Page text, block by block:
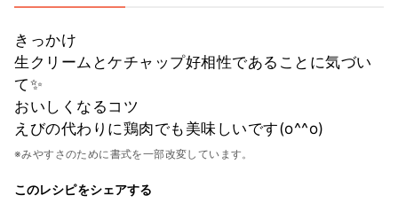
きっかけ
生クリームとケチャップ好相性であることに気づい
て✨
おいしくなるコツ
えびの代わりに鶏肉でも美味しいです(o^^o)
※みやすさのために書式を一部改変しています。
このレシピをシェアする